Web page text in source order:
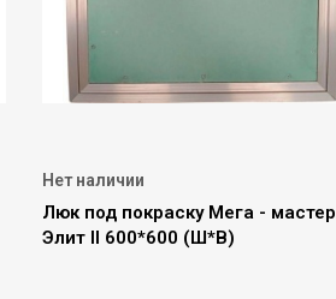
Нет наличии
Люк под покраску Мега - мастер
Элит II 600*600 (Ш*В)